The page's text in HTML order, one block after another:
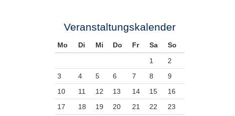
Veranstaltungskalender
Mo Di Mi Do Fr Sa
So
1
2
3
4 5 6 7 8
9
10
11 12 13 14 15
16
17
18 19 20 21 22 23